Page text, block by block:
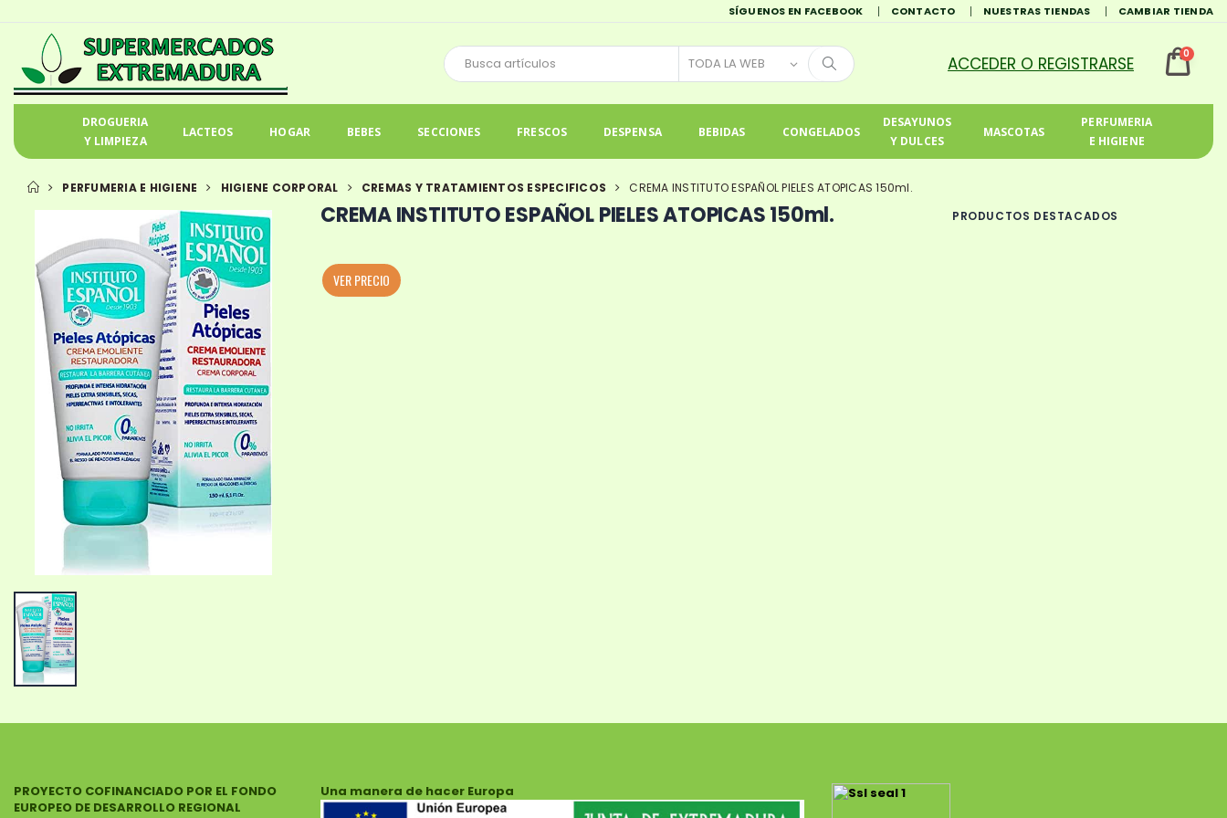
SÍGUENOS EN FACEBOOK CONTACTO NUESTRAS TIENDAS CAMBIAR TIENDA
0
DROGUERIA
Y LIMPIEZA
LACTEOS HOGAR BEBES SECCIONES FRESCOS DESPENSA BEBIDAS CONGELADOS
DESAYUNOS
Y DULCES
MASCOTAS
PERFUMERIA
E HIGIENE
PERFUMERIA E HIGIENE HIGIENE CORPORAL CREMAS Y TRATAMIENTOS ESPECIFICOS CREMA INSTITUTO ESPAÑOL PIELES ATOPICAS 150ml.
CREMA INSTITUTO ESPAÑOL PIELES ATOPICAS 150ml.
VER PRECIO
PRODUCTOS DESTACADOS
PROYECTO COFINANCIADO POR EL FONDO
EUROPEO DE DESARROLLO REGIONAL
Una manera de hacer Europa